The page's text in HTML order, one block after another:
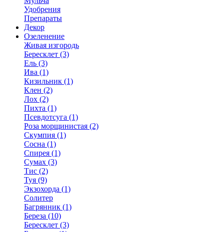
Удобрения
Препараты
Декор
Озеленение
Живая изгородь
Бересклет (3)
Ель (3)
Ива (1)
Кизильник (1)
Клен (2)
Лох (2)
Пихта (1)
Псевдотсуга (1)
Роза морщинистая (2)
Скумпия (1)
Сосна (1)
Спирея (1)
Сумах (3)
Тис (2)
Туя (9)
Экзохорда (1)
Солитер
Багрянник (1)
Береза (10)
Бересклет (3)